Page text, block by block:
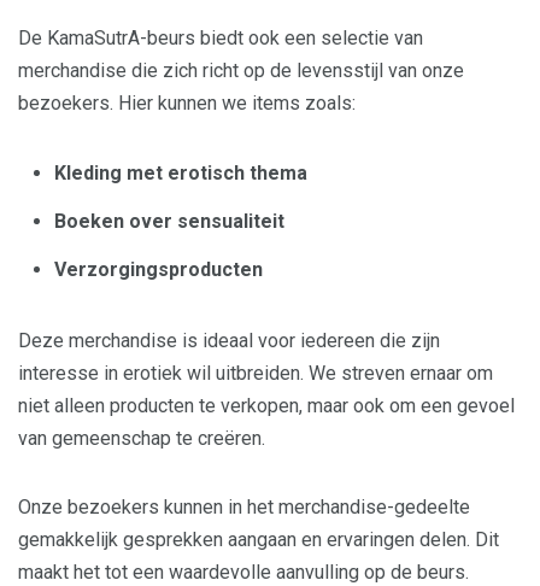
De KamaSutrA-beurs biedt ook een selectie van
merchandise die zich richt op de levensstijl van onze
bezoekers. Hier kunnen we items zoals:
Kleding met erotisch thema
Boeken over sensualiteit
Verzorgingsproducten
Deze merchandise is ideaal voor iedereen die zijn
interesse in erotiek wil uitbreiden. We streven ernaar om
niet alleen producten te verkopen, maar ook om een gevoel
van gemeenschap te creëren.
Onze bezoekers kunnen in het merchandise-gedeelte
gemakkelijk gesprekken aangaan en ervaringen delen. Dit
maakt het tot een waardevolle aanvulling op de beurs.